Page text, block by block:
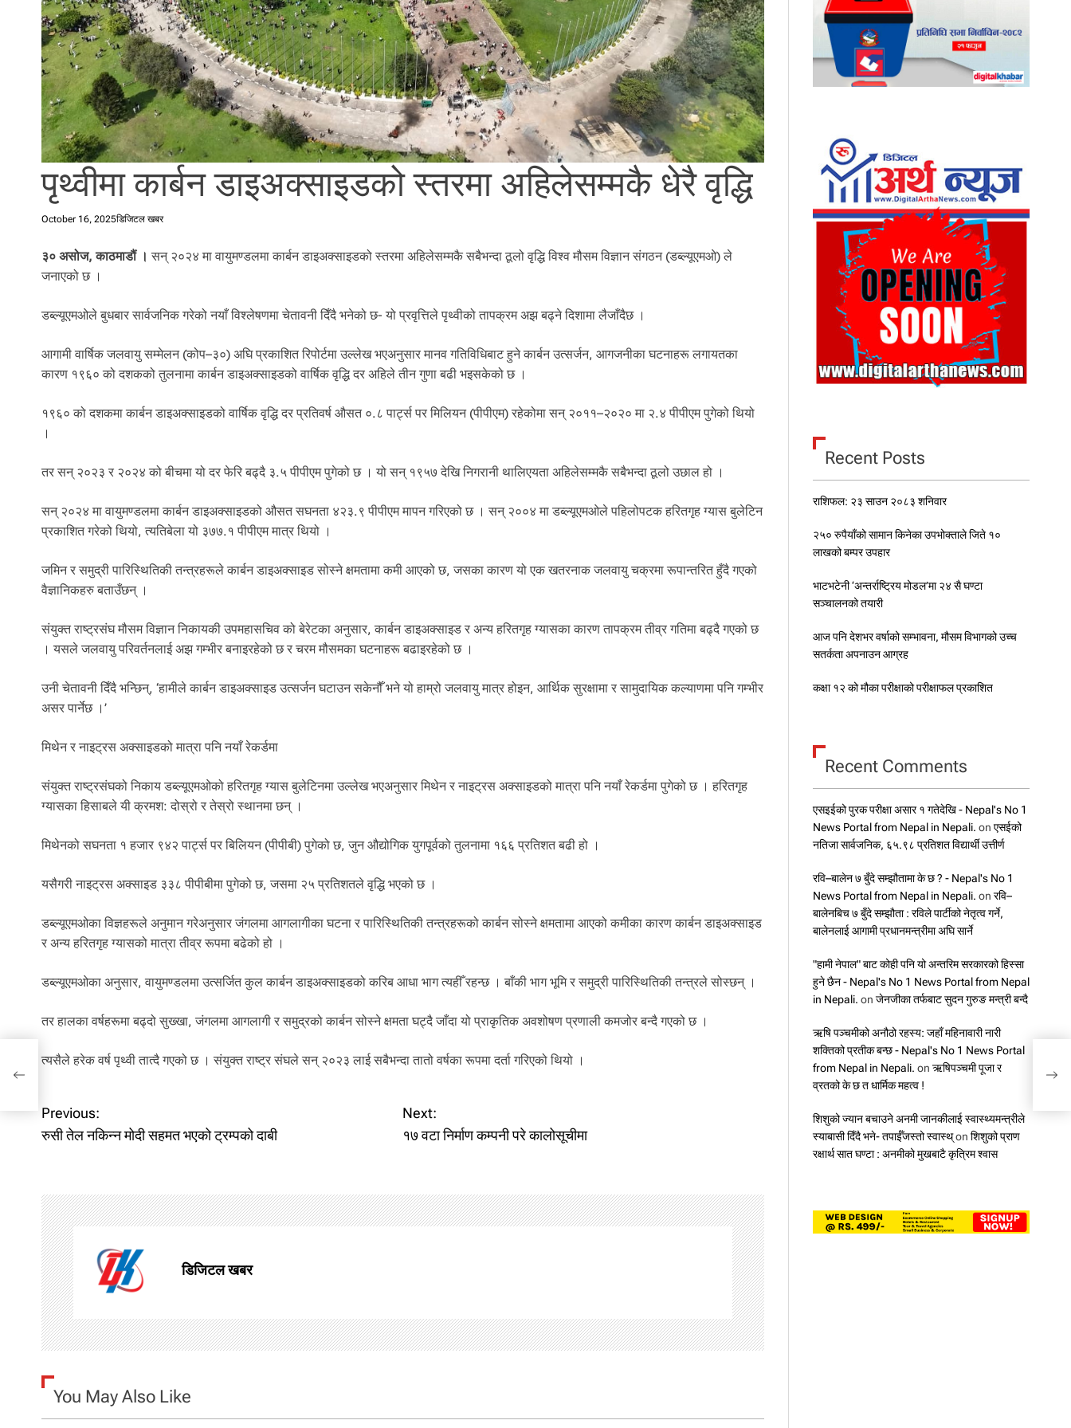
l
i
.
पृथ्वीमा कार्बन डाइअक्साइडको स्तरमा अहिलेसम्मकै धेरै वृद्धि
October 16, 2025डिजिटल खबर
३० असोज, काठमाडौं । सन् २०२४ मा वायुमण्डलमा कार्बन डाइअक्साइडको स्तरमा अहिलेसम्मकै सबैभन्दा ठूलो वृद्धि विश्व मौसम विज्ञान संगठन (डब्ल्यूएमओ) ले
जनाएको छ ।
डब्ल्यूएमओले बुधबार सार्वजनिक गरेको नयाँ विश्लेषणमा चेतावनी दिँदै भनेको छ- यो प्रवृत्तिले पृथ्वीको तापक्रम अझ बढ्ने दिशामा लैजाँदैछ ।
आगामी वार्षिक जलवायु सम्मेलन (कोप–३०) अघि प्रकाशित रिपोर्टमा उल्लेख भएअनुसार मानव गतिविधिबाट हुने कार्बन उत्सर्जन, आगजनीका घटनाहरू लगायतका
कारण १९६० को दशकको तुलनामा कार्बन डाइअक्साइडको वार्षिक वृद्धि दर अहिले तीन गुणा बढी भइसकेको छ ।
१९६० को दशकमा कार्बन डाइअक्साइडको वार्षिक वृद्धि दर प्रतिवर्ष औसत ०.८ पार्ट्स पर मिलियन (पीपीएम) रहेकोमा सन् २०११–२०२० मा २.४ पीपीएम पुगेको थियो
।
तर सन् २०२३ र २०२४ को बीचमा यो दर फेरि बढ्दै ३.५ पीपीएम पुगेको छ । यो सन् १९५७ देखि निगरानी थालिएयता अहिलेसम्मकै सबैभन्दा ठूलो उछाल हो ।
सन् २०२४ मा वायुमण्डलमा कार्बन डाइअक्साइडको औसत सघनता ४२३.९ पीपीएम मापन गरिएको छ । सन् २००४ मा डब्ल्यूएमओले पहिलोपटक हरितगृह ग्यास बुलेटिन
प्रकाशित गरेको थियो, त्यतिबेला यो ३७७.१ पीपीएम मात्र थियो ।
जमिन र समुद्री पारिस्थितिकी तन्त्रहरूले कार्बन डाइअक्साइड सोस्ने क्षमतामा कमी आएको छ, जसका कारण यो एक खतरनाक जलवायु चक्रमा रूपान्तरित हुँदै गएको
वैज्ञानिकहरु बताउँछन् ।
संयुक्त राष्ट्रसंघ मौसम विज्ञान निकायकी उपमहासचिव को बेरेटका अनुसार, कार्बन डाइअक्साइड र अन्य हरितगृह ग्यासका कारण तापक्रम तीव्र गतिमा बढ्दै गएको छ
। यसले जलवायु परिवर्तनलाई अझ गम्भीर बनाइरहेको छ र चरम मौसमका घटनाहरू बढाइरहेको छ ।
उनी चेतावनी दिँदै भन्छिन्, ‘हामीले कार्बन डाइअक्साइड उत्सर्जन घटाउन सकेनौँ भने यो हाम्रो जलवायु मात्र होइन, आर्थिक सुरक्षामा र सामुदायिक कल्याणमा पनि गम्भीर
असर पार्नेछ ।’
मिथेन र नाइट्रस अक्साइडको मात्रा पनि नयाँ रेकर्डमा
संयुक्त राष्ट्रसंघको निकाय डब्ल्यूएमओको हरितगृह ग्यास बुलेटिनमा उल्लेख भएअनुसार मिथेन र नाइट्रस अक्साइडको मात्रा पनि नयाँ रेकर्डमा पुगेको छ । हरितगृह
ग्यासका हिसाबले यी क्रमश: दोस्रो र तेस्रो स्थानमा छन् ।
मिथेनको सघनता १ हजार ९४२ पार्ट्स पर बिलियन (पीपीबी) पुगेको छ, जुन औद्योगिक युगपूर्वको तुलनामा १६६ प्रतिशत बढी हो ।
यसैगरी नाइट्रस अक्साइड ३३८ पीपीबीमा पुगेको छ, जसमा २५ प्रतिशतले वृद्धि भएको छ ।
डब्ल्यूएमओका विज्ञहरूले अनुमान गरेअनुसार जंगलमा आगलागीका घटना र पारिस्थितिकी तन्त्रहरूको कार्बन सोस्ने क्षमतामा आएको कमीका कारण कार्बन डाइअक्साइड
र अन्य हरितगृह ग्यासको मात्रा तीव्र रूपमा बढेको हो ।
डब्ल्यूएमओका अनुसार, वायुमण्डलमा उत्सर्जित कुल कार्बन डाइअक्साइडको करिब आधा भाग त्यहीँ रहन्छ । बाँकी भाग भूमि र समुद्री पारिस्थितिकी तन्त्रले सोस्छन् ।
तर हालका वर्षहरूमा बढ्दो सुख्खा, जंगलमा आगलागी र समुद्रको कार्बन सोस्ने क्षमता घट्दै जाँदा यो प्राकृतिक अवशोषण प्रणाली कमजोर बन्दै गएको छ ।
त्यसैले हरेक वर्ष पृथ्वी तात्दै गएको छ । संयुक्त राष्ट्र संघले सन् २०२३ लाई सबैभन्दा तातो वर्षका रूपमा दर्ता गरिएको थियो ।
P
t
n
a
v
i
g
Previous:
रुसी तेल नकिन्न मोदी सहमत भएको ट्रम्पको दाबी
Next:
१७ वटा निर्माण कम्पनी परे कालोसूचीमा
डिजिटल खबर
You May Also Like
Recent Posts
राशिफल: २३ साउन २०८३ शनिवार
२५० रुपैयाँको सामान किनेका उपभोक्ताले जिते १०
लाखको बम्पर उपहार
भाटभटेनी ‘अन्तर्राष्ट्रिय मोडल’मा २४ सै घण्टा
सञ्चालनको तयारी
आज पनि देशभर वर्षाको सम्भावना, मौसम विभागको उच्च
सतर्कता अपनाउन आग्रह
कक्षा १२ को मौका परीक्षाको परीक्षाफल प्रकाशित
Recent Comments
एसइईको पुरक परीक्षा असार १ गतेदेखि - Nepal's No 1
News Portal from Nepal in Nepali. on एसईको
नतिजा सार्वजनिक, ६५.९८ प्रतिशत विद्यार्थी उत्तीर्ण
रवि–बालेन ७ बुँदे सम्झौतामा के छ ? - Nepal's No 1
News Portal from Nepal in Nepali. on रवि–
बालेनबिच ७ बुँदे सम्झौता : रविले पार्टीको नेतृत्व गर्ने,
बालेनलाई आगामी प्रधानमन्त्रीमा अघि सार्ने
"हामी नेपाल" बाट कोही पनि यो अन्तरिम सरकारको हिस्सा
हुने छैन - Nepal's No 1 News Portal from Nepal
in Nepali. on जेनजीका तर्फबाट सुदन गुरुङ मन्त्री बन्दै
ऋषि पञ्चमीको अनौठो रहस्य: जहाँ महिनावारी नारी
शक्तिको प्रतीक बन्छ - Nepal's No 1 News Portal
from Nepal in Nepali. on ऋषिपञ्चमी पूजा र
व्रतको के छ त धार्मिक महत्व !
शिशुको ज्यान बचाउने अनमी जानकीलाई स्वास्थ्यमन्त्रीले
स्याबासी दिँदै भने- तपाईँजस्तो स्वास्थ्on शिशुको प्राण
रक्षार्थ सात घण्टा : अनमीको मुखबाटै कृत्रिम श्वास